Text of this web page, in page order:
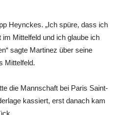
Heynckes. „Ich spüre, dass ich
Mittelfeld und ich glaube ich
sagte Martinez über seine
Mittelfeld.
die Mannschaft bei Paris Saint-
kassiert, erst danach kam